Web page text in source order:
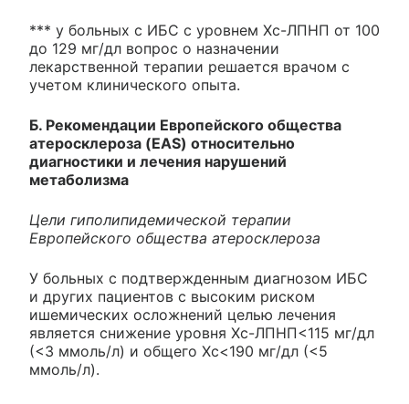
*** у больных с ИБС с уровнем Хс-ЛПНП от 100
до 129 мг/дл вопрос о назначении
лекарственной терапии решается врачом с
учетом клинического опыта.
Б. Рекомендации Европейского общества
атеросклероза (EAS) относительно
диагностики и лечения нарушений
метаболизма
Цели гиполипидемической терапии
Европейского общества атеросклероза
У больных с подтвержденным диагнозом ИБС
и других пациентов с высоким риском
ишемических осложнений целью лечения
является снижение уровня Хс-ЛПНП<115 мг/дл
(<3 ммоль/л) и общего Хс<190 мг/дл (<5
ммоль/л).